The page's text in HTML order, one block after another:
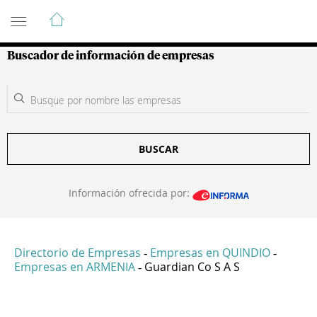
Guía de Empresas Colombianas
Buscador de información de empresas
BUSCAR
Información ofrecida por:
Directorio de Empresas - Empresas en QUINDIO -
Empresas en ARMENIA - Guardian Co S A S